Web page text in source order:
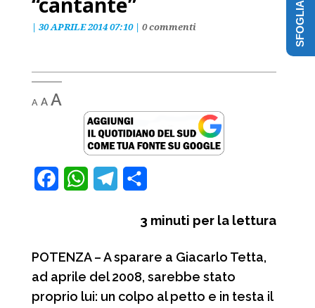
| 30 APRILE 2014 07:10| 0 commenti
A
Decrease
font
A
Reset
font
AIncrease
font
size.
e
b
o
W
t
s
A
g
r
n
i
v
3 minuti per la lettura
POTENZA – A sparare a Giacarlo Tetta,
ad aprile del 2008, sarebbe stato
proprio lui: un colpo al petto e in testa il
SFOGLIA